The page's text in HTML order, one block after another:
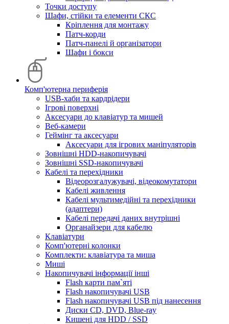
Точки доступу
Шафи, стійки та елементи СКС
Кріплення для монтажу
Патч-корди
Патч-панелі й організатори
Шафи і бокси
Комп'ютерна периферія
USB-хаби та кардрідери
Ігрові поверхні
Аксесуари до клавіатур та мишей
Веб-камери
Геймінг та аксесуари
Аксесуари для ігрових маніпуляторів
Зовнішні HDD-накопичувачі
Зовнішні SSD-накопичувачі
Кабелі та перехідники
Відеорозгалужувачі, відеокомутатори
Кабелі живлення
Кабелі мультимедійні та перехідники
(адаптери)
Кабелі передачі даних внутрішні
Органайзери для кабелю
Клавіатури
Комп'ютерні колонки
Комплекти: клавіатура та миша
Миші
Накопичувачі інформації інші
Flash карти пам`яті
Flash накопичувачі USB
Flash накопичувачі USB під нанесення
Диски CD, DVD, Blue-ray
Кишені для HDD / SSD